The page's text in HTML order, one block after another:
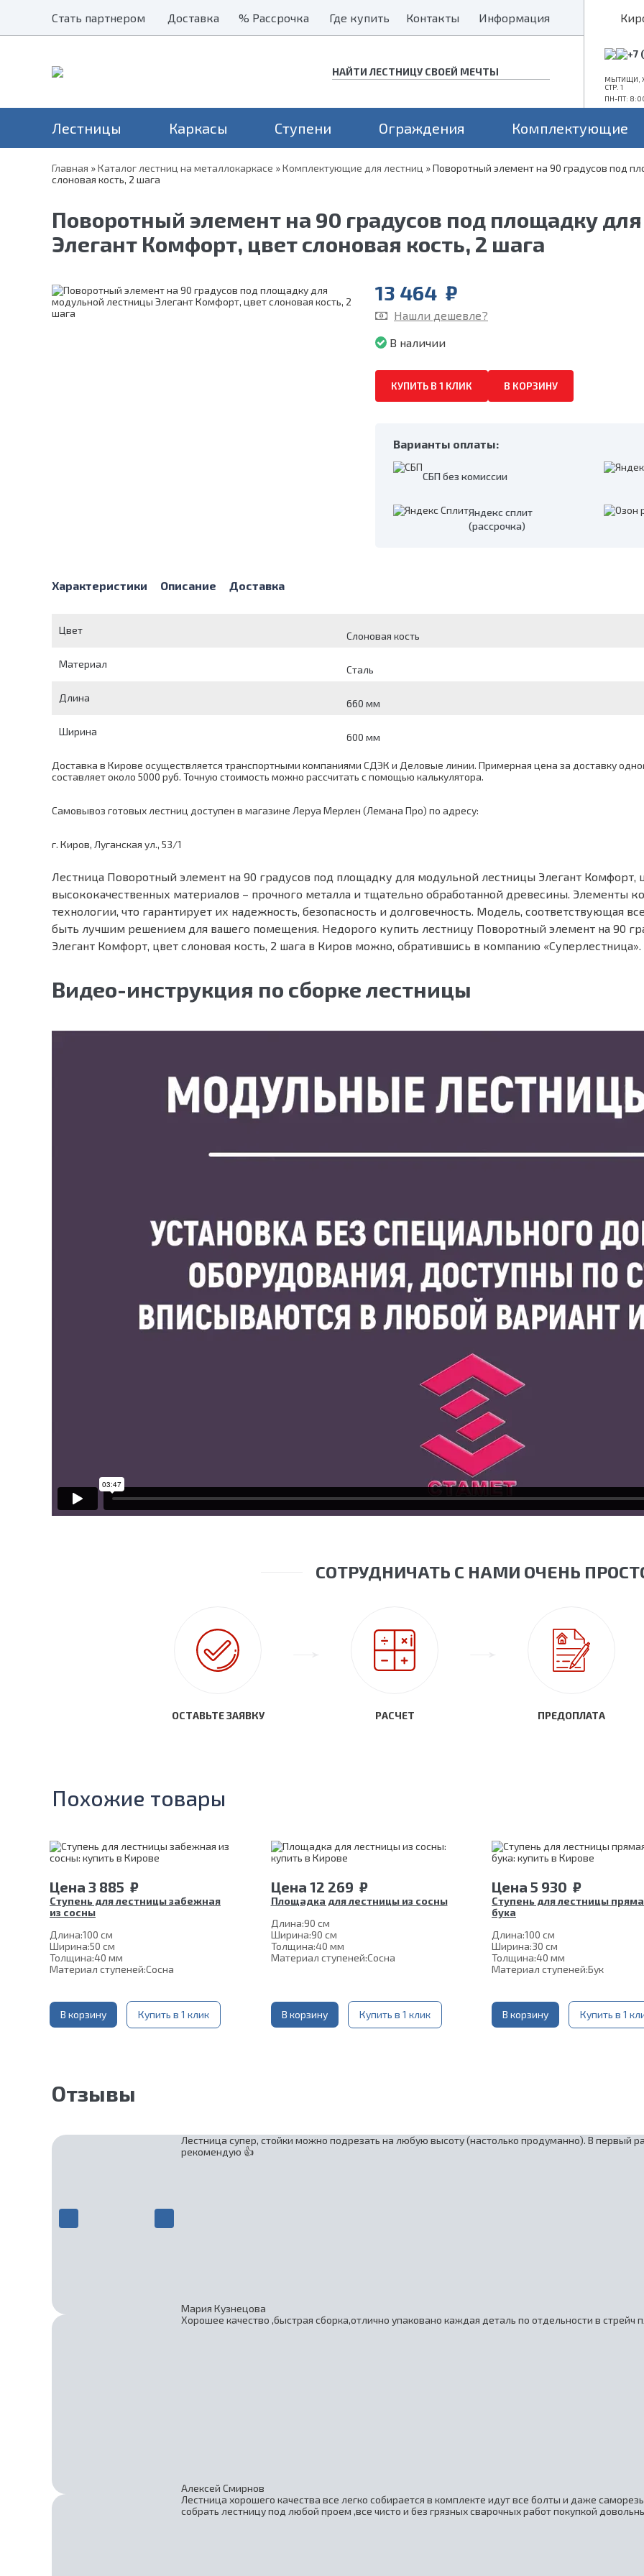
Стать партнером
Стать партнером Доставка
Доставка % Рассрочка
% Рассрочка Где купить
Где купить Контакты
Контакты Информация
Информация
+7
МЫТИЩИ,
СТР. 1
ПН-ПТ:
Лестницы
Наши хиты
Серия Элегант
Серия Престиж Мини
В дом
На дачу
Уличные лестницы
На чердак
На 2 косоурах
П-образные
Для маленьких
Каркасы Ступени Ограждения
Балясины
Перила и поручни
Металлические ограждения
Комплектующие
Главная »Каталог лестниц на металлокаркасе »Комплектующие для лестниц »Поворотный элемент на 90 градусов под
слоновая кость, 2 шага
Поворотный элемент на 90 градусов под площадку
Элегант Комфорт, цвет слоновая кость, 2 шага
13 464 ₽
Нашли дешевле?
В наличии
КУПИТЬ В 1 КЛИК В КОРЗИНУ
Варианты оплаты:
СБП без комиссии
Яндекс сплит
(рассрочка)
Характеристики Описание Доставка
Цвет Слоновая кость
Материал Сталь
Длина 660 мм
Ширина 600 мм
Доставка в Кирове осуществляется транспортными компаниями СДЭК и Деловые линии. Примерная цена за доставку
составляет около 5000 руб. Точную стоимость можно рассчитать с помощью калькулятора.
Самовывоз готовых лестниц доступен в магазине Леруа Мерлен (Лемана Про) по адресу:
г. Киров, Луганская ул., 53/1
Лестница Поворотный элемент на 90 градусов под площадку для модульной лестницы Элегант Комфорт,
высококачественных материалов – прочного металла и тщательно обработанной древесины. Элементы
технологии, что гарантирует их надежность, безопасность и долговечность. Модель, соответствующая
быть лучшим решением для вашего помещения. Недорого купить лестницу Поворотный элемент на 90
Элегант Комфорт, цвет слоновая кость, 2 шага в Киров можно, обратившись в компанию «Суперлестница».
Видео-инструкция по сборке лестницы
СОТРУДНИЧАТЬ С НАМИ ОЧЕНЬ
ОСТАВЬТЕ ЗАЯВКУ РАСЧЕТ ПРЕДОПЛАТА
Похожие товары
Цена 3 885 ₽
Ступень для лестницы забежная
из сосны
Длина:100 см
Ширина:50 см
Толщина:40 мм
Материал ступеней:Сосна
В корзину Купить в 1 клик
Цена 12 269 ₽
Площадка для лестницы из сосны
Длина:90 см
Ширина:90 см
Толщина:40 мм
Материал ступеней:Сосна
В корзину Купить в 1 клик
Цена 5 930 ₽
Ступень для лестницы
бука
Длина:100 см
Ширина:30 см
Толщина:40 мм
Материал ступеней:Бук
В корзину Купить в 1
Отзывы
Лестница супер, стойки можно подрезать на любую высоту (настолько продуманно). В первый
рекомендую 👍
Мария Кузнецова
Хорошее качество ,быстрая сборка,отлично упаковано каждая деталь по отдельности в стрейч
Алексей Смирнов
Лестница хорошего качества все легко собирается в комплекте идут все болты и даже
собрать лестницу под любой проем ,все чисто и без грязных сварочных работ покупкой